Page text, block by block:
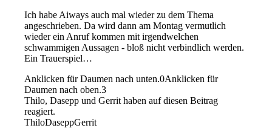
Ich habe Aiways auch mal wieder zu dem Thema
angeschrieben. Da wird dann am Montag vermutlich
wieder ein Anruf kommen mit irgendwelchen
schwammigen Aussagen - bloß nicht verbindlich werden.
Ein Trauerspiel…
Anklicken für Daumen nach unten.0Anklicken für
Daumen nach oben.3
Thilo, Dasepp und Gerrit haben auf diesen Beitrag
reagiert.
ThiloDaseppGerrit